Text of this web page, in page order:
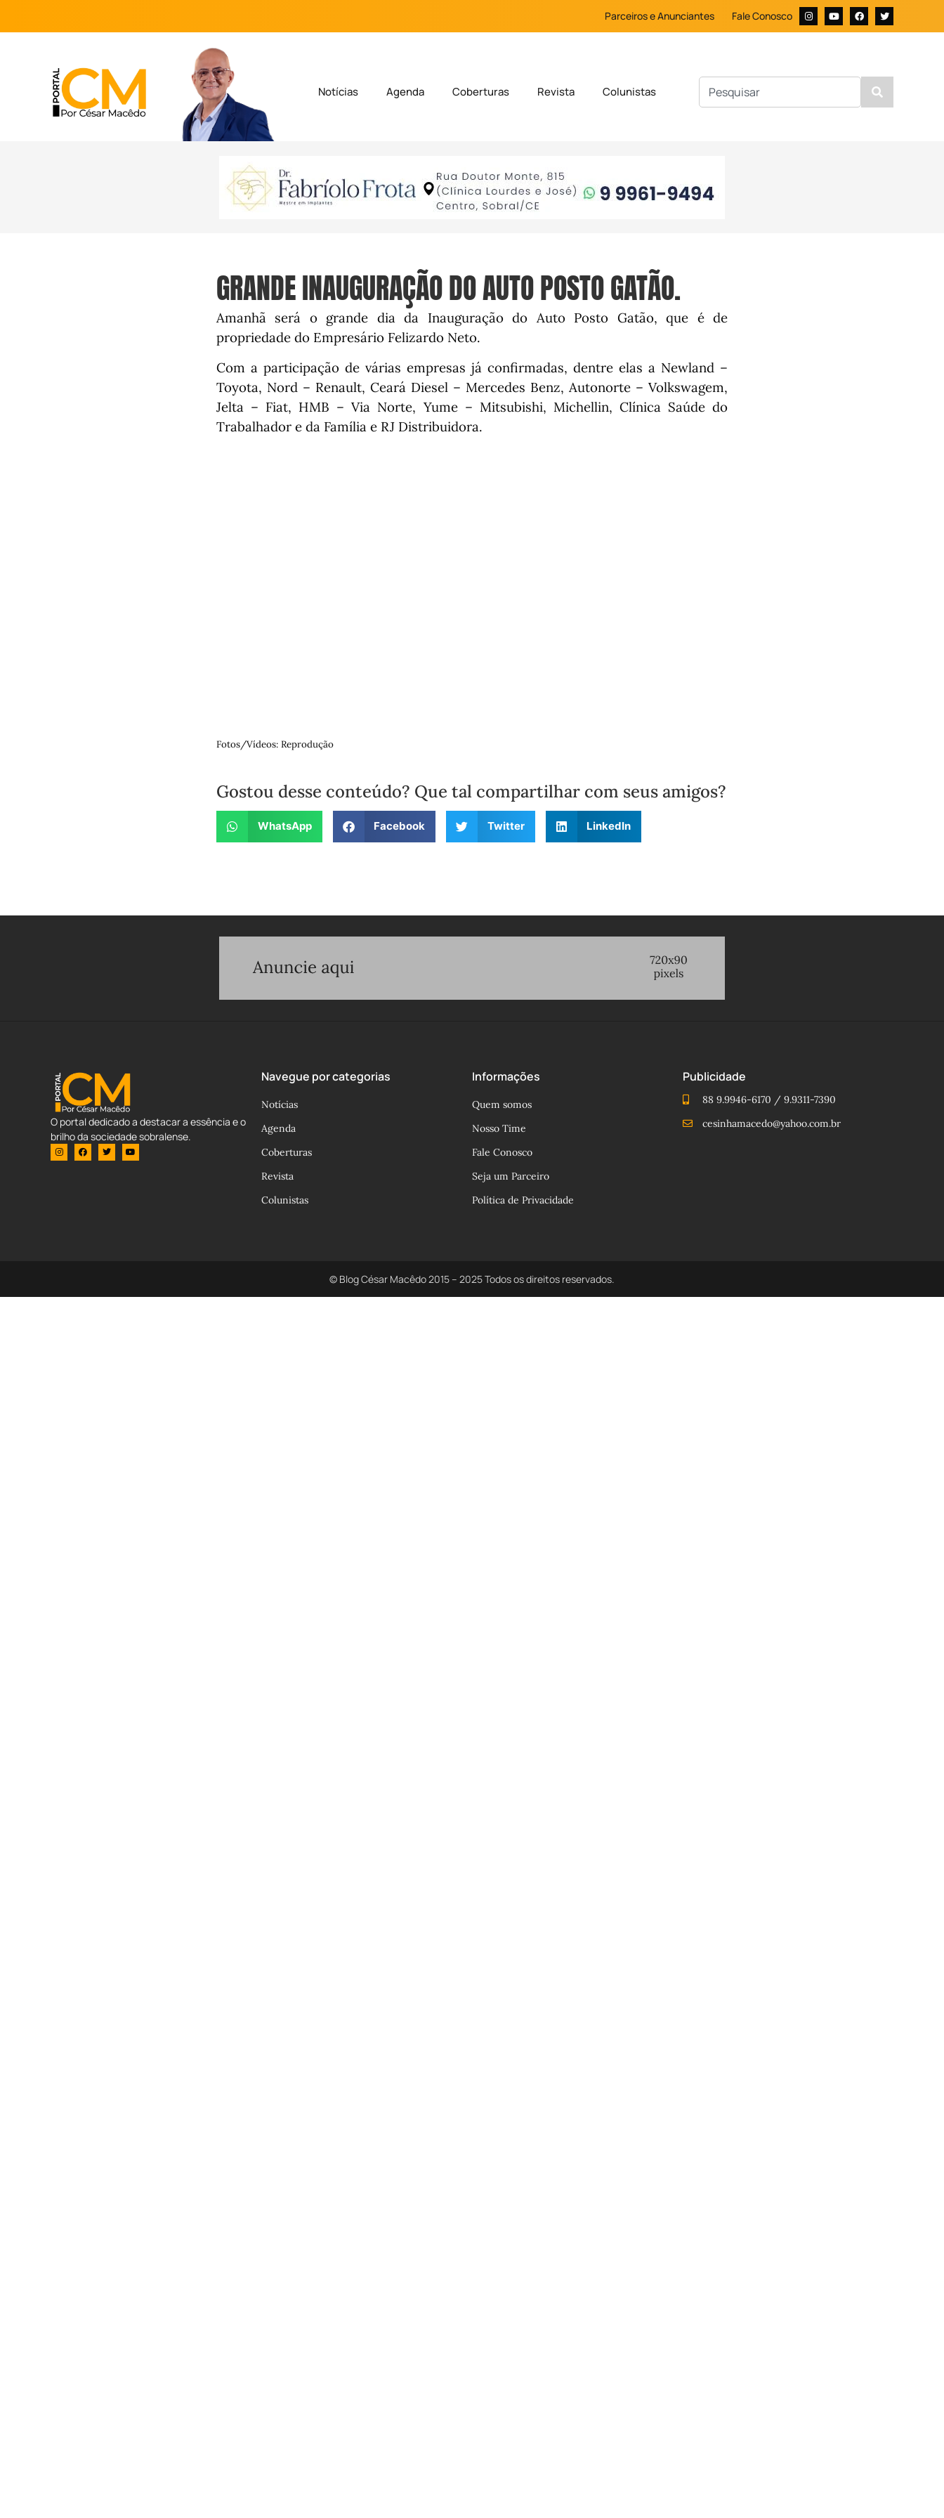
Parceiros e Anunciantes Fale Conosco
Notícias Agenda Coberturas Revista Colunistas
GRANDE INAUGURAÇÃO DO AUTO POSTO GATÃO.
Amanhã será o grande dia da Inauguração do Auto Posto Gatão, que é de
propriedade do Empresário Felizardo Neto.
Com a participação de várias empresas já confirmadas, dentre elas a Newland –
Toyota, Nord – Renault, Ceará Diesel – Mercedes Benz, Autonorte – Volkswagem,
Jelta – Fiat, HMB – Via Norte, Yume – Mitsubishi, Michellin, Clínica Saúde do
Trabalhador e da Família e RJ Distribuidora.
Fotos/Vídeos: Reprodução
Gostou desse conteúdo? Que tal compartilhar com seus amigos?
WhatsApp Facebook Twitter LinkedIn
O portal dedicado a destacar a essência e o
brilho da sociedade sobralense.
Navegue por categorias
Notícias
Agenda
Coberturas
Revista
Colunistas
Informações
Quem somos
Nosso Time
Fale Conosco
Seja um Parceiro
Política de Privacidade
Publicidade
88 9.9946-6170 / 9.9311-7390
cesinhamacedo@yahoo.com.br
© Blog César Macêdo 2015 – 2025 Todos os direitos reservados.